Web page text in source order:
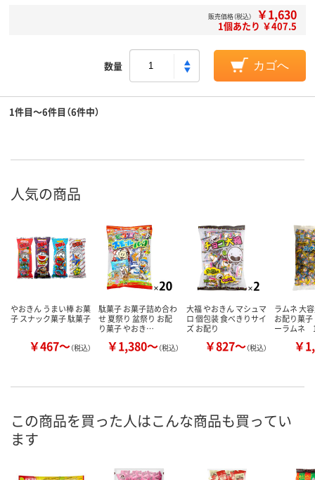
販売価格（税込） ￥1,630
1個あたり ￥407.5
数量 カゴへ
1件目～6件目（6件中）
人気の商品
やおきん うまい棒 お菓
子 スナック菓子 駄菓子
￥467～（税込）
駄菓子 お菓子詰め合わ
せ 夏祭り 盆祭り お配
り菓子 やおき…
￥1,380～（税込）
大福 やおきん マシュマ
ロ 個包装 食べきりサイ
ズ お配り
￥827～（税込）
ラムネ 大
お配り菓
ーラムネ
￥
この商品を買った人はこんな商品も買ってい
ます